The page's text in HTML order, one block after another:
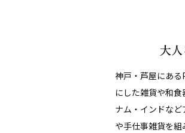
神戸・芦屋にあ
にした雑貨や和
ナム・インドな
や手仕事雑貨を